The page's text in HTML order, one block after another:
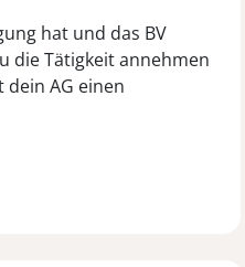
hat und das BV
die Tätigkeit annehmen
dein AG einen